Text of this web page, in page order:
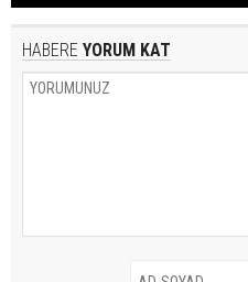
HABERE YORUM KAT